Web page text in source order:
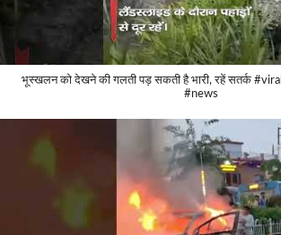
भूस्खलन को देखने की गलती पड़ सकती है भारी, रहें सतर्क
#news